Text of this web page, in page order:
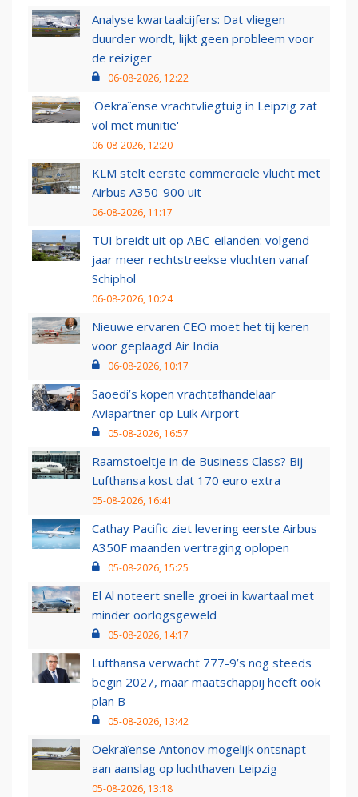
Analyse kwartaalcijfers: Dat vliegen
duurder wordt, lijkt geen probleem voor
de reiziger
06-08-2026, 12:22
'Oekraïense vrachtvliegtuig in Leipzig zat
vol met munitie'
06-08-2026, 12:20
KLM stelt eerste commerciële vlucht met
Airbus A350-900 uit
06-08-2026, 11:17
TUI breidt uit op ABC-eilanden: volgend
jaar meer rechtstreekse vluchten vanaf
Schiphol
06-08-2026, 10:24
Nieuwe ervaren CEO moet het tij keren
voor geplaagd Air India
06-08-2026, 10:17
Saoedi’s kopen vrachtafhandelaar
Aviapartner op Luik Airport
05-08-2026, 16:57
Raamstoeltje in de Business Class? Bij
Lufthansa kost dat 170 euro extra
05-08-2026, 16:41
Cathay Pacific ziet levering eerste Airbus
A350F maanden vertraging oplopen
05-08-2026, 15:25
El Al noteert snelle groei in kwartaal met
minder oorlogsgeweld
05-08-2026, 14:17
Lufthansa verwacht 777-9’s nog steeds
begin 2027, maar maatschappij heeft ook
plan B
05-08-2026, 13:42
Oekraïense Antonov mogelijk ontsnapt
aan aanslag op luchthaven Leipzig
05-08-2026, 13:18